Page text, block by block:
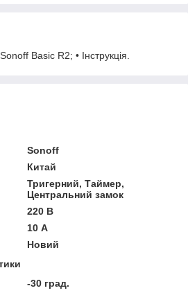
Basic R2; • Інструкція.
Sonoff
Китай
Тригерний, Таймер,
Центральний замок
220 В
10 А
Новий
-30 град.